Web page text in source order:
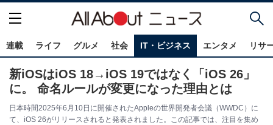
連載 ライフ グルメ 社会 IT・ビジネス エンタメ リサ
新iOSはiOS 18→iOS 19ではなく「iOS 26」
に。 命名ルールが変更になった理由とは
日本時間2025年6月10日に開催されたAppleの世界開発者会議（WWDC）に
て、iOS 26がリリースされると発表されました。この記事では、注目を集め